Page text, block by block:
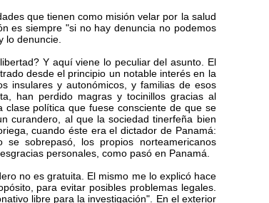
que tienen como misión velar por la salud
es siempre "si no hay denuncia no podemos
lo denuncie.
Y aquí viene lo peculiar del asunto. El
desde el principio un notable interés en la
insulares y autonómicos, y familias de esos
han perdido magras y tocinillos gracias al
política que fuese consciente de que se
curandero, al que la sociedad tinerfeña bien
cuando éste era el dictador de Panamá:
sobrepasó, los propios norteamericanos
personales, como pasó en Panamá.
no es gratuita. El mismo me lo explicó hace
para evitar posibles problemas legales.
libre para la investigación". En el exterior